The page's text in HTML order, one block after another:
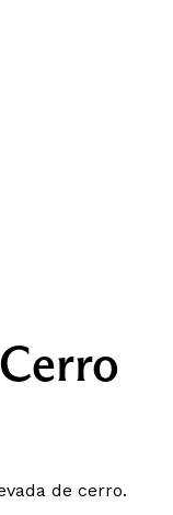
de cerro.